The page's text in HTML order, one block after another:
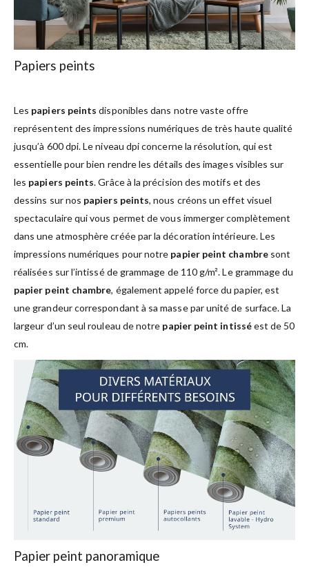
Papiers peints
Les papiers peints disponibles dans notre vaste offre
représentent des impressions numériques de très haute qualité
jusqu’à 600 dpi. Le niveau dpi concerne la résolution, qui est
essentielle pour bien rendre les détails des images visibles sur
les papiers peints. Grâce à la précision des motifs et des
dessins sur nos papiers peints, nous créons un effet visuel
spectaculaire qui vous permet de vous immerger complètement
dans une atmosphère créée par la décoration intérieure. Les
impressions numériques pour notre papier peint chambresont
réalisées sur l’intissé de grammage de 110 g/m². Le grammage du
papier peint chambre, également appelé force du papier, est
une grandeur correspondant à sa masse par unité de surface. La
largeur d’un seul rouleau de notre papier peint intisséest de 50
cm.
Papier peint panoramique